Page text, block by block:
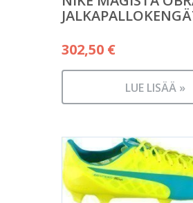
302,50 €
LUE LISÄÄ »